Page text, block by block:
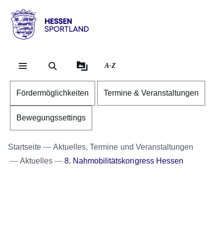
Hessen
Sportland
A-Z
Fördermöglichkeiten Termine & Veranstaltungen
Bewegungssettings
Startseite
Aktuelles, Termine und Veranstaltungen
Aktuelles
8. Nahmobilitätskongress Hessen